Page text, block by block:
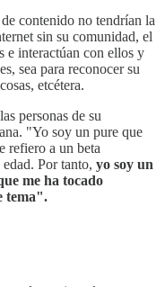
contenido no tendrían la
sin su comunidad, el
e interactúan con ellos y
sea para reconocer su
etcétera.
personas de su
"Yo soy un pure que
refiero a un beta
Por tanto, yo soy un
me ha tocado
tema".